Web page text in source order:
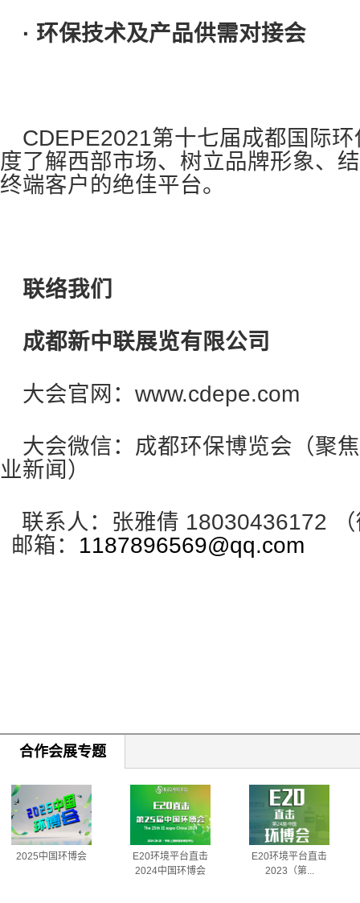
· 环保技术及产品供需对接会
CDEPE2021第十七届成都国际
度了解西部市场、树立品牌形象、
终端客户的绝佳平台。
联络我们
成都新中联展览有限公司
大会官网：www.cdepe.com
大会微信：成都环保博览会（聚
业新闻）
联系人：张雅倩 18030436172
邮箱： 1187896569@qq.com
合作会展专题
2025中国环博会
E20环境平台直击
2024中国环博会
E20环境平台直击
2023（第...